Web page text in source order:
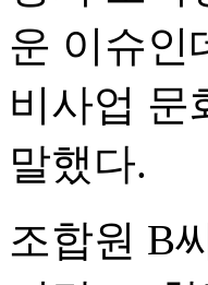
운 이슈인
비사업 문
말했다.
조합원 B